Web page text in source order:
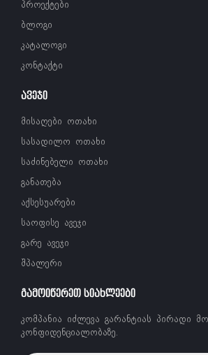
პროექტები
ბლოგი
კატალოგი
კონტაქტი
ᲐᲕᲔᲯᲘ
მისაღები ოთახი
სასადილო ოთახი
საძინებელი ოთახი
განათება
აქსესუარები
საოფისე ავეჯი
გარე ავეჯი
შპალერი
ᲒᲐᲛᲝᲘᲬᲔᲠᲔᲗ ᲡᲘᲐᲮᲚᲔᲔᲑᲘ
კომპანია იძლევა გარანტიას პირადი
კონფიდენციალობაზე.